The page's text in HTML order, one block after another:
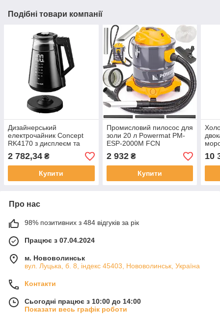
Подібні товари компанії
Дизайнерський
електрочайник Concept
RK4170 з дисплеєм та
подвійними стінками
2 782,34 ₴
Купити
Промисловий пилосос для
золи 20 л Powermat PM-
ESP-2000M FCN
2 932₴
Купити
10
Про нас
98% позитивних з 484 відгуків за рік
Працює з 07.04.2024
м. Нововолинськ
вул. Луцька, б. 8, індекс 45403, Нововолинськ, Україна
Контакти
Сьогодні працює з 10:00 до 14:00
Показати весь графік роботи